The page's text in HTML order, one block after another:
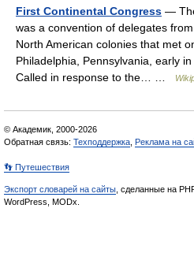
First Continental Congress —
was a convention of delegates
North American colonies that met
Philadelphia, Pennsylvania, early
Called in response to the… …
© Академик, 2000-2026
Обратная связь: Техподдержка Реклама на
👣 Путешествия
Экспорт словарей на сайты , сделанные на
WordPress, MODx.